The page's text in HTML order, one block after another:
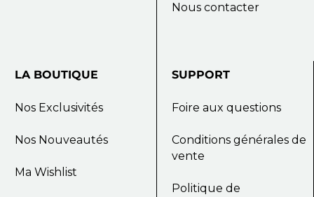
Nous contacter
LA BOUTIQUE
Nos Exclusivités
Nos Nouveautés
Ma Wishlist
SUPPORT
Foire aux questions
Conditions générales de
vente
Politique de